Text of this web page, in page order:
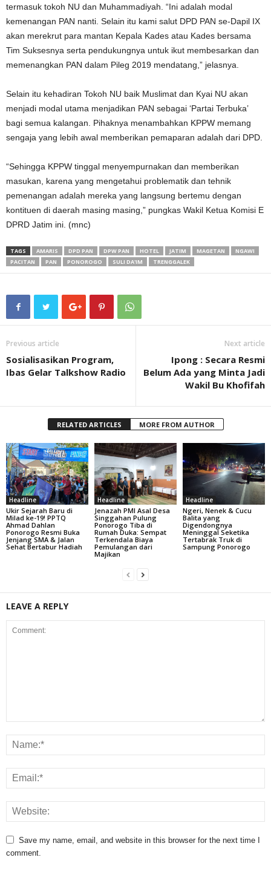
termasuk tokoh NU dan Muhammadiyah. “Ini adalah modal
kemenangan PAN nanti. Selain itu kami salut DPD PAN se-Dapil IX
akan merekrut para mantan Kepala Kades atau Kades bersama
Tim Suksesnya serta pendukungnya untuk ikut membesarkan dan
memenangkan PAN dalam Pileg 2019 mendatang,” jelasnya.
Selain itu kehadiran Tokoh NU baik Muslimat dan Kyai NU akan
menjadi modal utama menjadikan PAN sebagai ‘Partai Terbuka’
bagi semua kalangan. Pihaknya menambahkan KPPW memang
sengaja yang lebih awal memberikan pemaparan adalah dari DPD.
“Sehingga KPPW tinggal menyempurnakan dan memberikan
masukan, karena yang mengetahui problematik dan tehnik
pemenangan adalah mereka yang langsung bertemu dengan
kontituen di daerah masing masing,” pungkas Wakil Ketua Komisi E
DPRD Jatim ini. (mnc)
TAGS AMARIS DPD PAN DPW PAN HOTEL JATIM MAGETAN
NGAWI
PACITAN
PAN PONOROGO SULI DA'IM TRENGGALEK
Previous article
Sosialisasikan Program,
Ibas Gelar Talkshow Radio
Next article
Ipong : Secara Resmi
Belum Ada yang Minta Jadi
Wakil Bu Khofifah
RELATED ARTICLES MORE FROM AUTHOR
Headline
Ukir Sejarah Baru di
Milad ke-19! PPTQ
Ahmad Dahlan
Ponorogo Resmi Buka
Jenjang SMA & Jalan
Sehat Bertabur Hadiah
Headline
Jenazah PMI Asal Desa
Singgahan Pulung
Ponorogo Tiba di
Rumah Duka: Sempat
Terkendala Biaya
Pemulangan dari
Majikan
Headline
Ngeri, Nenek & Cucu
Balita yang
Digendongnya
Meninggal Seketika
Tertabrak Truk di
Sampung Ponorogo
LEAVE A REPLY
Save my name, email, and website in this browser for the next time I
comment.